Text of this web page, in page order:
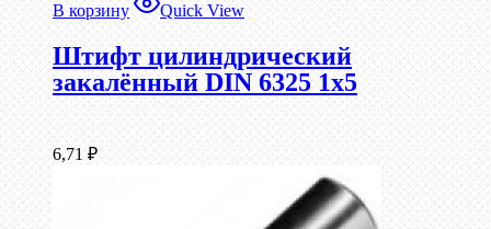
В корзину Quick View
Штифт цилиндрический
закалённый DIN 6325 1х5
6,71 ₽